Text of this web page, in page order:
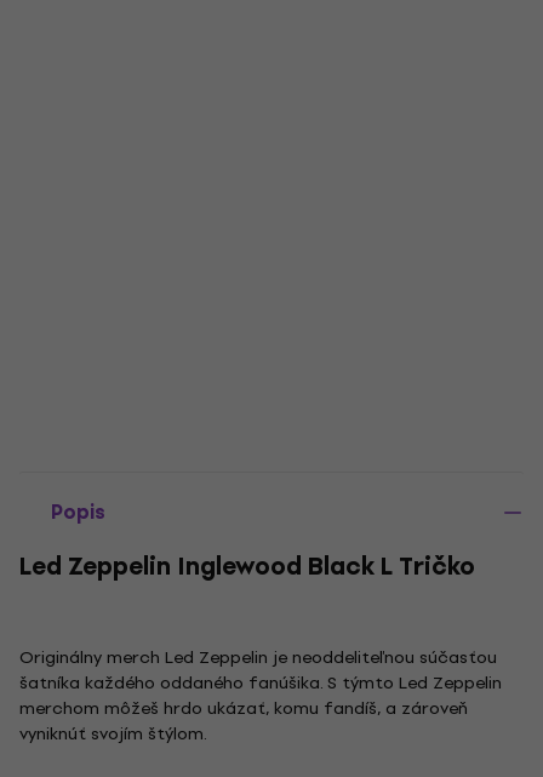
Popis
Led Zeppelin Inglewood Black L Tričko
Originálny merch Led Zeppelin je neoddeliteľnou súčasťou
šatníka každého oddaného fanúšika. S týmto Led Zeppelin
merchom môžeš hrdo ukázať, komu fandíš, a zároveň
vyniknúť svojím štýlom.